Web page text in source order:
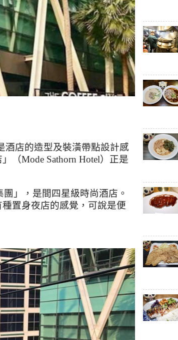
酒店的造型及裝潢帶點設計感
（Mode Sathorn Hotel）正是
團」，是間四星級時尚酒店。
置身夜店的感覺，可說是便